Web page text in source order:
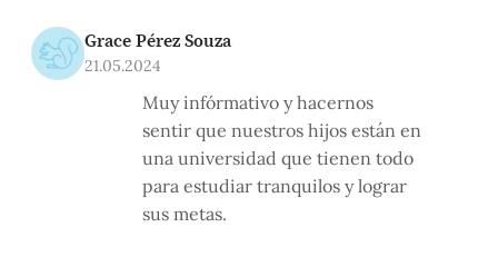
Grace Pérez Souza
21.05.2024
Muy infórmativo y hacernos
sentir que nuestros hijos están en
una universidad que tienen todo
para estudiar tranquilos y lograr
sus metas.